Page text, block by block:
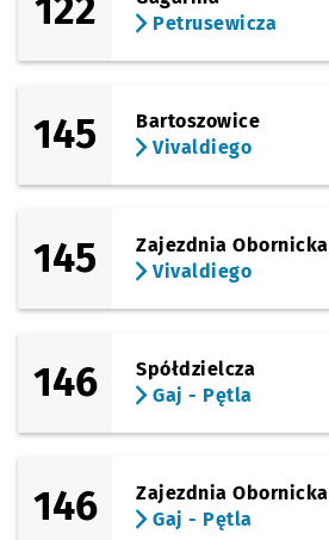
122
Petrusewicza
145
Bartoszowice
Vivaldiego
145
Zajezdnia Obornicka
Vivaldiego
146
Spółdzielcza
Gaj - Pętla
146
Zajezdnia Obornicka
Gaj - Pętla